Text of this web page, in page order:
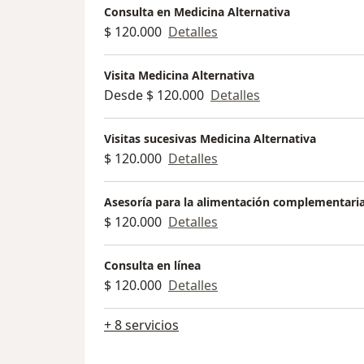
Consulta en Medicina Alternativa
$ 120.000 Detalles
Visita Medicina Alternativa
Desde $ 120.000 Detalles
Visitas sucesivas Medicina Alternativa
$ 120.000 Detalles
Asesoría para la alimentación
$ 120.000 Detalles
Consulta en línea
$ 120.000 Detalles
+ 8 servicios